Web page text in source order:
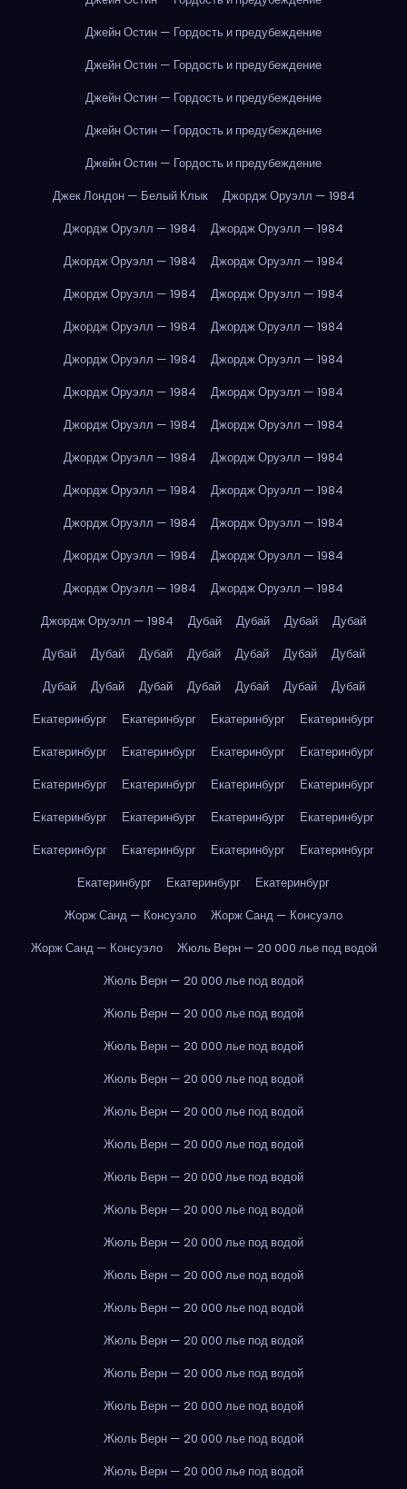
Джейн Остин — Гордость и предубеждение
Джейн Остин — Гордость и предубеждение
Джейн Остин — Гордость и предубеждение
Джейн Остин — Гордость и предубеждение
Джейн Остин — Гордость и предубеждение
Джек Лондон — Белый Клык
Джордж Оруэлл — 1984
Джордж Оруэлл — 1984
Джордж Оруэлл — 1984
Джордж Оруэлл — 1984
Джордж Оруэлл — 1984
Джордж Оруэлл — 1984
Джордж Оруэлл — 1984
Джордж Оруэлл — 1984
Джордж Оруэлл — 1984
Джордж Оруэлл — 1984
Джордж Оруэлл — 1984
Джордж Оруэлл — 1984
Джордж Оруэлл — 1984
Джордж Оруэлл — 1984
Джордж Оруэлл — 1984
Джордж Оруэлл — 1984
Джордж Оруэлл — 1984
Джордж Оруэлл — 1984
Джордж Оруэлл — 1984
Джордж Оруэлл — 1984
Джордж Оруэлл — 1984
Джордж Оруэлл — 1984
Джордж Оруэлл — 1984
Джордж Оруэлл — 1984
Джордж Оруэлл — 1984
Джордж Оруэлл — 1984
Дубай Дубай Дубай
Дубай
Дубай
Дубай Дубай Дубай Дубай Дубай
Дубай
Дубай
Дубай Дубай Дубай Дубай Дубай
Дубай
Екатеринбург
Екатеринбург Екатеринбург
Екатеринбург
Екатеринбург
Екатеринбург Екатеринбург
Екатеринбург
Екатеринбург
Екатеринбург Екатеринбург
Екатеринбург
Екатеринбург
Екатеринбург Екатеринбург
Екатеринбург
Екатеринбург
Екатеринбург Екатеринбург
Екатеринбург
Екатеринбург
Екатеринбург
Екатеринбург
Жорж Санд — Консуэло
Жорж Санд — Консуэло
Жорж Санд — Консуэло
Жюль Верн — 20 000 лье под водой
Жюль Верн — 20 000 лье под водой
Жюль Верн — 20 000 лье под водой
Жюль Верн — 20 000 лье под водой
Жюль Верн — 20 000 лье под водой
Жюль Верн — 20 000 лье под водой
Жюль Верн — 20 000 лье под водой
Жюль Верн — 20 000 лье под водой
Жюль Верн — 20 000 лье под водой
Жюль Верн — 20 000 лье под водой
Жюль Верн — 20 000 лье под водой
Жюль Верн — 20 000 лье под водой
Жюль Верн — 20 000 лье под водой
Жюль Верн — 20 000 лье под водой
Жюль Верн — 20 000 лье под водой
Жюль Верн — 20 000 лье под водой
Жюль Верн — 20 000 лье под водой